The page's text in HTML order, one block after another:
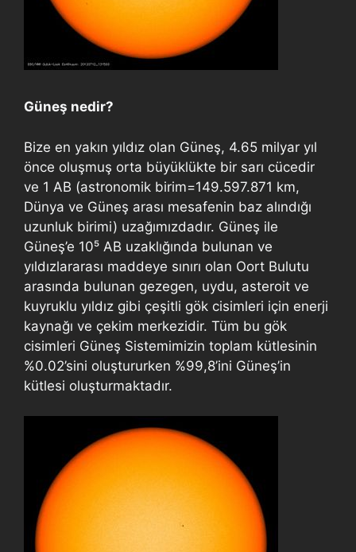
Güneş nedir?
Bize en yakın yıldız olan Güneş, 4.65 milyar yıl
önce oluşmuş orta büyüklükte bir sarı cücedir
ve 1 AB (astronomik birim=149.597.871 km,
Dünya ve Güneş arası mesafenin baz alındığı
uzunluk birimi) uzağımızdadır. Güneş ile
Güneş’e 10⁵ AB uzaklığında bulunan ve
yıldızlararası maddeye sınırı olan Oort Bulutu
arasında bulunan gezegen, uydu, asteroit ve
kuyruklu yıldız gibi çeşitli gök cisimleri için enerji
kaynağı ve çekim merkezidir. Tüm bu gök
cisimleri Güneş Sistemimizin toplam kütlesinin
%0.02’sini oluştururken %99,8’ini Güneş’in
kütlesi oluşturmaktadır.